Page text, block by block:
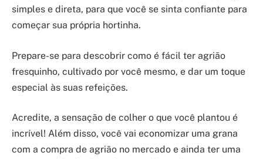
simples e direta, para que você se sinta confiante para
começar sua própria hortinha.
Prepare-se para descobrir como é fácil ter agrião
fresquinho, cultivado por você mesmo, e dar um toque
especial às suas refeições.
Acredite, a sensação de colher o que você plantou é
incrível! Além disso, você vai economizar uma grana
com a compra de agrião no mercado e ainda ter uma